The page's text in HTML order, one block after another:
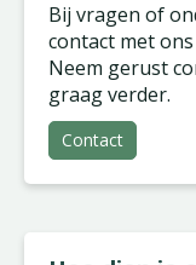
Bij vragen of
contact met
Neem gerust
graag verder.
Contact